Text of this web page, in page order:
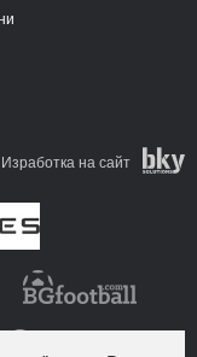
Изработка на сайт